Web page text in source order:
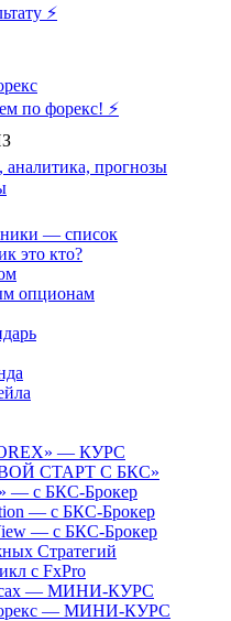
⚡️
по форекс! ⚡
аналитика, прогнозы
— список
это кто?
опционам
— КУРС
СТАРТ С БКС»
— с БКС-Брокер
— с БКС-Брокер
— с БКС-Брокер
Стратегий
с FxPro
— МИНИ-КУРС
— МИНИ-КУРС